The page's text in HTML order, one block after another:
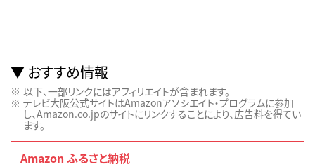
おすすめ情報
以下、一部リンクにはアフィリエイトが含まれます。
テレビ大阪公式サイトはAmazonアソシエイト・プログラムに参加
し、Amazon.co.jpのサイトにリンクすることにより、広告料を得てい
ます。
Amazon ふるさと納税